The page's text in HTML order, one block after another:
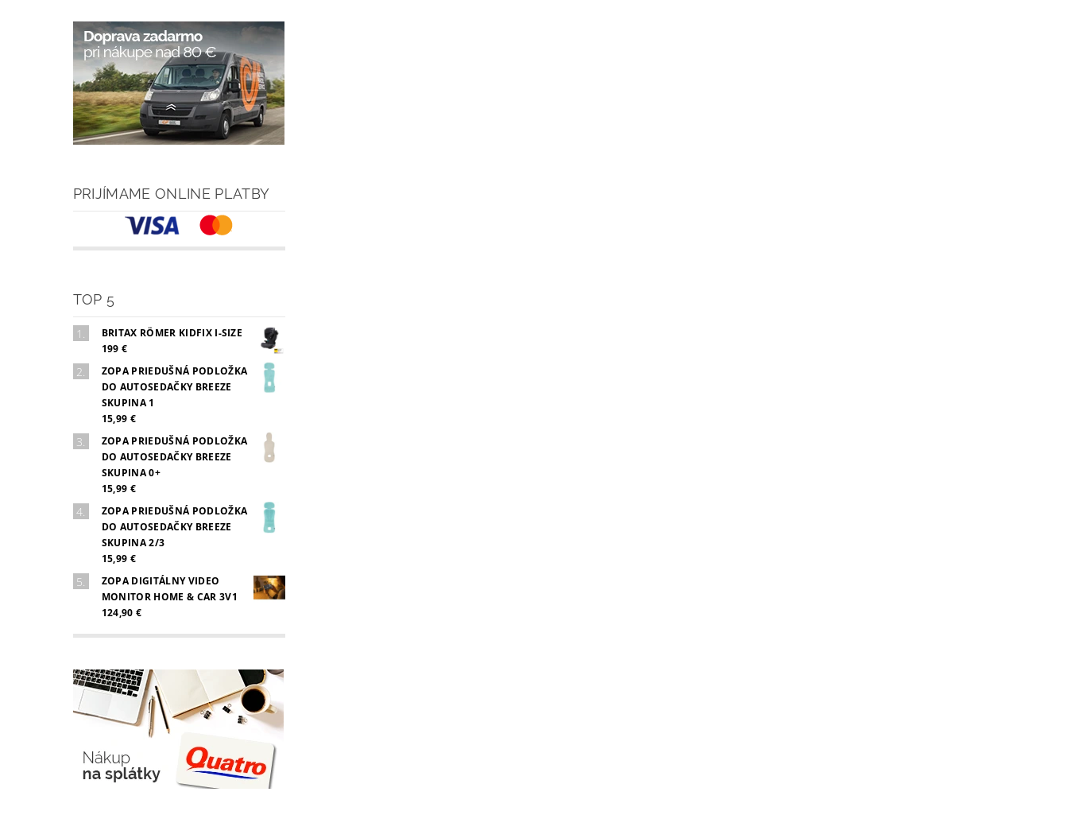
PRIJÍMAME ONLINE PLATBY
TOP 5
BRITAX RÖMER KIDFIX I-SIZE
199 €
ZOPA PRIEDUŠNÁ PODLOŽKA
DO AUTOSEDAČKY BREEZE
SKUPINA 1
15,99 €
ZOPA PRIEDUŠNÁ PODLOŽKA
DO AUTOSEDAČKY BREEZE
SKUPINA 0+
15,99 €
ZOPA PRIEDUŠNÁ PODLOŽKA
DO AUTOSEDAČKY BREEZE
SKUPINA 2/3
15,99 €
ZOPA DIGITÁLNY VIDEO
MONITOR HOME & CAR 3V1
124,90 €